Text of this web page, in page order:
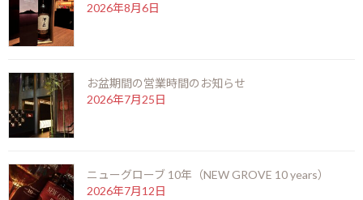
2026年6月6日
2026年5月22日
FINISH）
2026年5月6日
2026年8月6日
お盆期間の営業時間のお知らせ
2026年7月25日
ニューグローブ 10年（NEW GROVE 10 years）
2026年7月12日